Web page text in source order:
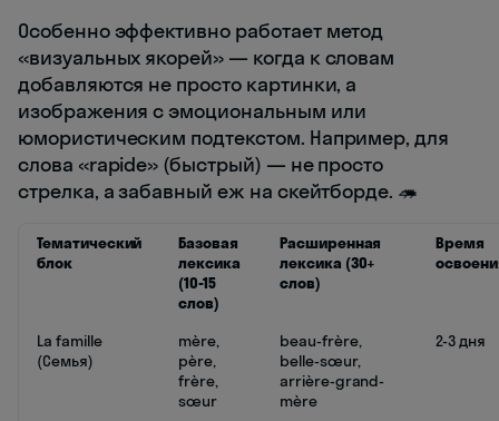
Особенно эффективно работает метод
«визуальных якорей» — когда к словам
добавляются не просто картинки, а
изображения с эмоциональным или
юмористическим подтекстом. Например, для
слова «rapide» (быстрый) — не просто
стрелка, а забавный еж на скейтборде. 🦔
Тематический
блок
Базовая
лексика
(10-15
слов)
Расширенная
лексика (30+
слов)
Время
La famille
(Семья)
mère,
père,
frère,
sœur
beau-frère,
belle-sœur,
arrière-grand-
mère
2-3 дня